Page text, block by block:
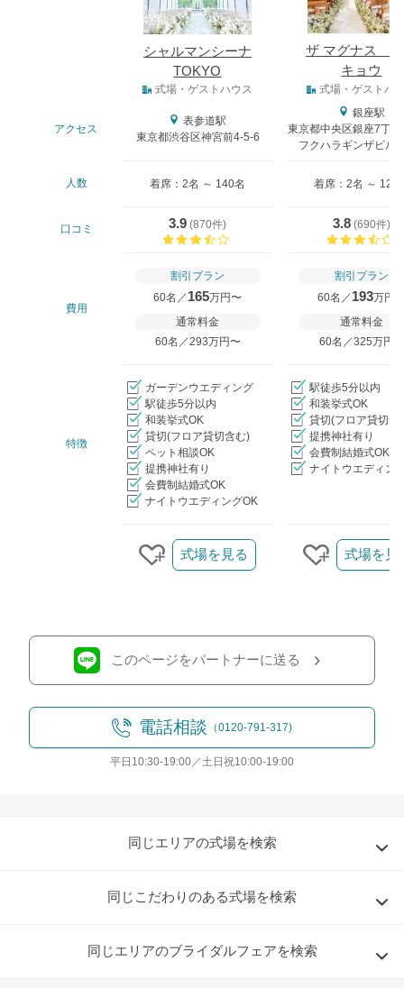
シャルマンシーナ
TOKYO
ザ マグナス
キョウ
式場・ゲストハウス 式場・ゲストハ
アクセス
表参道駅
東京都渋谷区神宮前4-5-6
銀座駅
東京都中央区銀座7丁
フクハラギンザビル
人数 着席：2名 ～ 140名 着席：2名 ～ 128
口コミ 3.9 (870件)
3.8 (690件)
費用
割引プラン
60名／ 165万円〜
通常料金
60名／293万円〜
割引プラン
60名／ 193万円
通常料金
60名／325万円〜
特徴
ガーデンウエディング
駅徒歩5分以内
和装挙式OK
貸切(フロア貸切含む)
ペット相談OK
提携神社有り
会費制結婚式OK
ナイトウエディングOK
駅徒歩5分以内
和装挙式OK
貸切(フロア貸切含
提携神社有り
会費制結婚式OK
ナイトウエディン
クリップする
式場を見る
クリップす
式場を見
このページをパートナーに送る
電話相談 （0120-791-317)
平日10:30-19:00／土日祝10:00-19:00
同じエリアの式場を検索
同じこだわりのある式場を検索
同じエリアのブライダルフェアを検索